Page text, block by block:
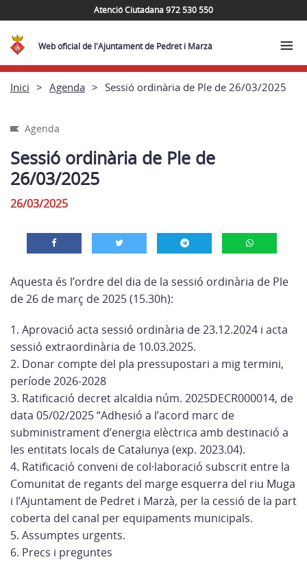
Atenció Ciutadana 972 530 550
Web oficial de l'Ajuntament de Pedret i Marzà
Inici Agenda Sessió ordinària de Ple de 26/03/2025
Agenda
Sessió ordinària de Ple de
26/03/2025
26/03/2025
Aquesta és l’ordre del dia de la sessió ordinària de Ple
de 26 de març de 2025 (15.30h):
1. Aprovació acta sessió ordinària de 23.12.2024 i acta
sessió extraordinària de 10.03.2025.
2. Donar compte del pla pressupostari a mig termini,
període 2026-2028
3. Ratificació decret alcaldia núm. 2025DECR000014, de
data 05/02/2025 “Adhesió a l’acord marc de
subministrament d’energia elèctrica amb destinació a
les entitats locals de Catalunya (exp. 2023.04).
4. Ratificació conveni de col·laboració subscrit entre la
Comunitat de regants del marge esquerra del riu Muga
i l’Ajuntament de Pedret i Marzà, per la cessió de la part
coberta del canal per equipaments municipals.
5. Assumptes urgents.
6. Precs i preguntes